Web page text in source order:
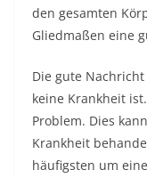
den gesamten
Gliedmaßen eine
Die gute
keine Krankheit
Problem. Dies
Krankheit
häufigsten um